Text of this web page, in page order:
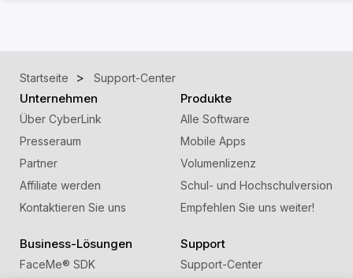
Startseite Support-Center
Unternehmen
Über CyberLink
Presseraum
Partner
Affiliate werden
Kontaktieren Sie uns
Produkte
Alle Software
Mobile Apps
Volumenlizenz
Schul- und Hochschulversion
Empfehlen Sie uns weiter!
Business-Lösungen
FaceMe® SDK
Support
Support-Center